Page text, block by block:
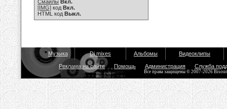
Смайлы Вкл.
[IMG] код Вкл.
HTML код Выкл.
Музыка Dj mixes Альбомы Видеоклипы
Реклама на сайте Помощь Администрация Служба
Все права защищены © 2007-2026